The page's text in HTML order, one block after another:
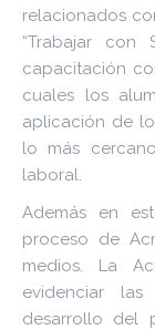
relacionados
“Trabajar
capacitación
cuales los
aplicación de
lo más
laboral.
Además en
proceso de
medios. La
evidenciar
desarrollo del